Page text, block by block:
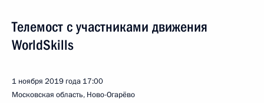
Телемост с участниками движения
WorldSkills
1 ноября 2019 года 17:00
Московская область, Ново-Огарёво